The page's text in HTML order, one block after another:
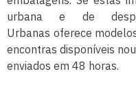
urbana e de
Urbanas oferece
encontras disponíveis
enviados em 48 horas.